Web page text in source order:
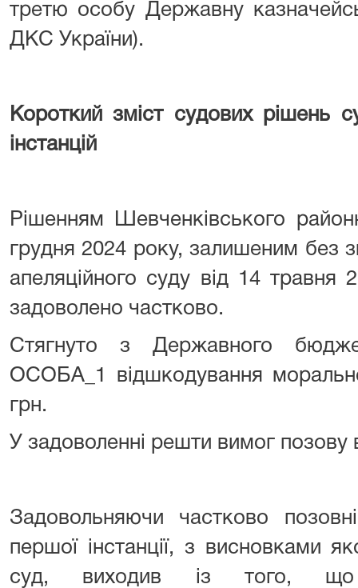
третю особу Державну
ДКС України).
Короткий зміст судових рішень
інстанцій
Рішенням Шевченківського
грудня 2024 року, залишеним без
апеляційного суду від 14
задоволено частково.
Стягнуто з Державного
ОСОБА_1 відшкодування
грн.
У задоволенні решти вимог позову
Задовольняючи частково
першої інстанції, з висновками
суд, виходив із того, що